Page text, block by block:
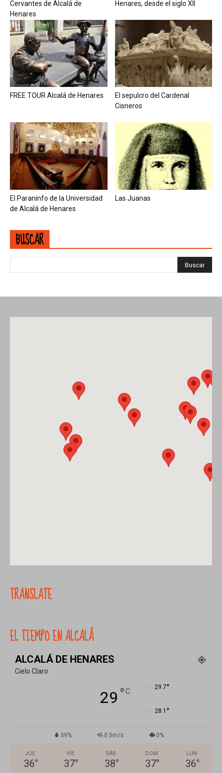
Cervantes de Alcalá de
Henares
Henares, desde el siglo XII
FREE TOUR Alcalá de Henares
El sepulcro del Cardenal
Cisneros
El Paraninfo de la Universidad
de Alcalá de Henares
Las Juanas
BUSCAR
TRANSLATE
EL TIEMPO EN ALCALÁ
ALCALÁ DE HENARES
Cielo Claro
29 °C 29.7°
28.1 °
39% 0.5m/s 0%
JUE
36°
VIE
37°
SÁB
38°
DOM
37°
LUN
36°